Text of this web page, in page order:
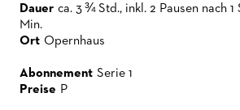
Dauer ca. 3 ¾ Std., inkl. 2 Pausen nach 1
Min.
Ort Opernhaus
Abonnement Serie 1
Preise P